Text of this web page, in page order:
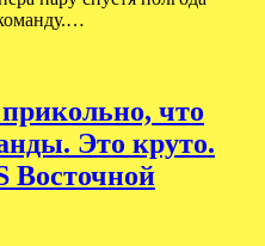
что
Это круто.
Восточной